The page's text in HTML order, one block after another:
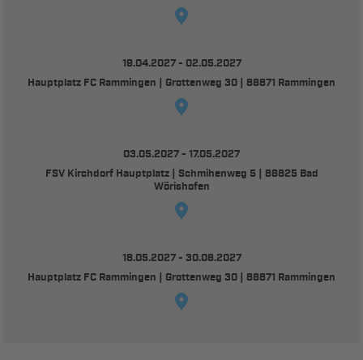
19.04.2027 - 02.05.2027
Hauptplatz FC Rammingen | Grottenweg 30 | 86871 Rammingen
03.05.2027 - 17.05.2027
FSV Kirchdorf Hauptplatz | Schmihenweg 5 | 86825 Bad
Wörishofen
18.05.2027 - 30.06.2027
Hauptplatz FC Rammingen | Grottenweg 30 | 86871 Rammingen